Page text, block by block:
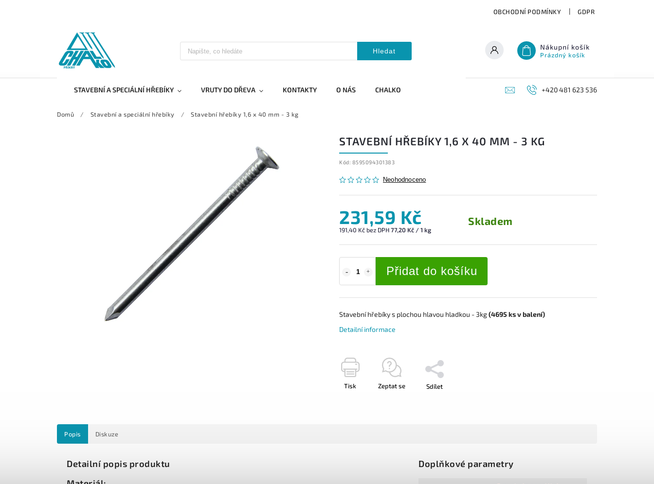
OBCHODNÍ PODMÍNKY GDPR
Hledat Nákupní košík
Prázdný košík
STAVEBNÍ A SPECIÁLNÍ HŘEBÍKY VRUTY DO DŘEVA KONTAKTY O NÁS CHALKO +420 481 623 536
Domů / Stavební a speciální hřebíky / Stavební hřebíky 1,6 x 40 mm - 3 kg
STAVEBNÍ HŘEBÍKY 1,6 X 40 MM - 3 KG
Kód: 8595094301383
Neohodnoceno
231,59 Kč
191,40 Kč bez DPH77,20 Kč / 1 kg
Skladem
Přidat do košíku
Stavební hřebíky s plochou hlavou hladkou - 3kg(4695 ksv balení)
Detailní informace
Tisk Zeptat se Sdílet
Popis Diskuze
Detailní popis produktu
Doplňkové parametry